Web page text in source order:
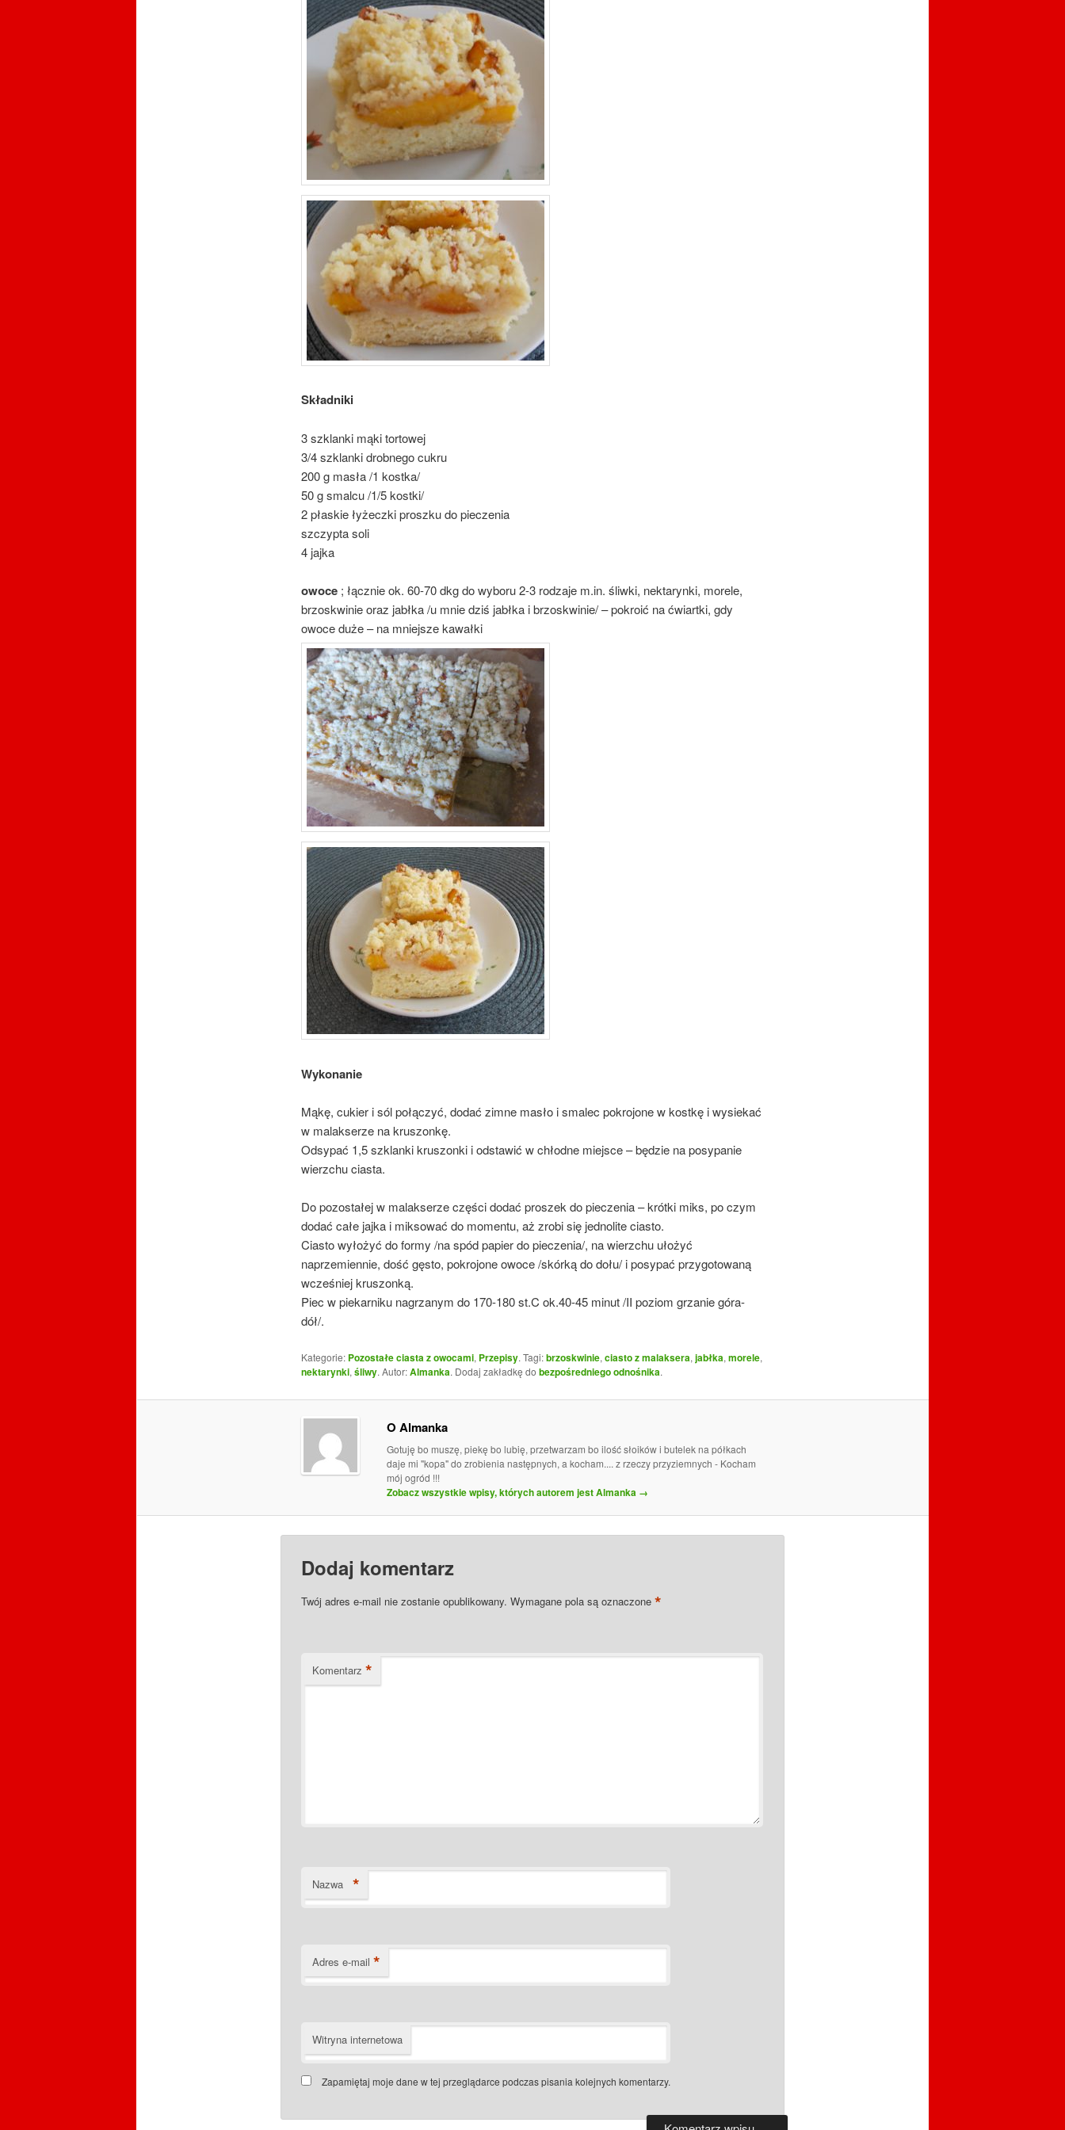
Składniki
3 szklanki mąki tortowej
3/4 szklanki drobnego cukru
200 g masła /1 kostka/
50 g smalcu /1/5 kostki/
2 płaskie łyżeczki proszku do pieczenia
szczypta soli
4 jajka
owoce; łącznie ok. 60-70 dkg do wyboru 2-3 rodzaje m.in. śliwki, nektarynki, morele,
brzoskwinie oraz jabłka /u mnie dziś jabłka i brzoskwinie/ – pokroić na ćwiartki, gdy
owoce duże – na mniejsze kawałki
Wykonanie
Mąkę, cukier i sól połączyć, dodać zimne masło i smalec pokrojone w kostkę i wysiekać
w malakserze na kruszonkę.
Odsypać 1,5 szklanki kruszonki i odstawić w chłodne miejsce – będzie na posypanie
wierzchu ciasta.
Do pozostałej w malakserze części dodać proszek do pieczenia – krótki miks, po czym
dodać całe jajka i miksować do momentu, aż zrobi się jednolite ciasto.
Ciasto wyłożyć do formy /na spód papier do pieczenia/, na wierzchu ułożyć
naprzemiennie, dość gęsto, pokrojone owoce /skórką do dołu/ i posypać przygotowaną
wcześniej kruszonką.
Piec w piekarniku nagrzanym do 170-180 st.C ok.40-45 minut /II poziom grzanie góra-
dół/.
Kategorie: Pozostałe ciasta z owocami, Przepisy. Tagi:brzoskwinie, ciasto z malaksera, jabłka, morele,
nektarynki, śliwy. Autor:Almanka. Dodaj zakładkę do bezpośredniego odnośnika.
O Almanka
Gotuję bo muszę, piekę bo lubię, przetwarzam bo ilość słoików i butelek na półkach
daje mi "kopa" do zrobienia następnych, a kocham.... z rzeczy przyziemnych - Kocham
mój ogród !!!
Zobacz wszystkie wpisy, których autorem jest Almanka →
Dodaj komentarz
Twój adres e-mail nie zostanie opublikowany. Wymagane pola są oznaczone *
Komentarz *
Nazwa *
Adres e-mail *
Witryna internetowa
Zapamiętaj moje dane w tej przeglądarce podczas pisania kolejnych komentarzy.